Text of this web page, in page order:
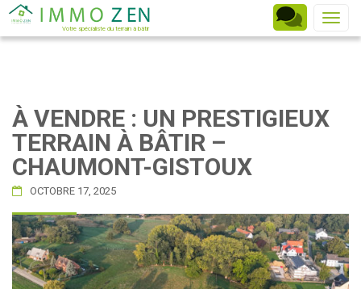
Votre spécialiste du terrain à bâtir
À VENDRE : UN PRESTIGIEUX
TERRAIN À BÂTIR –
CHAUMONT-GISTOUX
OCTOBRE 17, 2025